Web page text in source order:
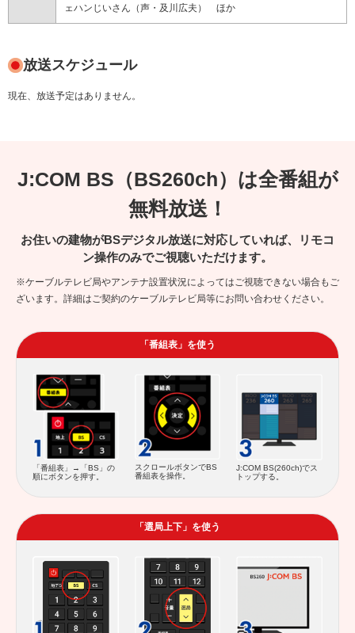
ェハンじいさん（声・及川広夫） ほか
放送スケジュール
現在、放送予定はありません。
J:COM BS（BS260ch）は全番組が
無料放送！
お住いの建物がBSデジタル放送に対応していれば、リモコ
ン操作のみでご視聴いただけます。
※ケーブルテレビ局やアンテナ設置状況によってはご視聴できない場合もご
ざいます。詳細はご契約のケーブルテレビ局等にお問い合わせください。
「番組表」を使う
「番組表」→「BS」の
順にボタンを押す。
スクロールボタンでBS
番組表を操作。
J:COM BS(260ch)でス
トップする。
「選局上下」を使う